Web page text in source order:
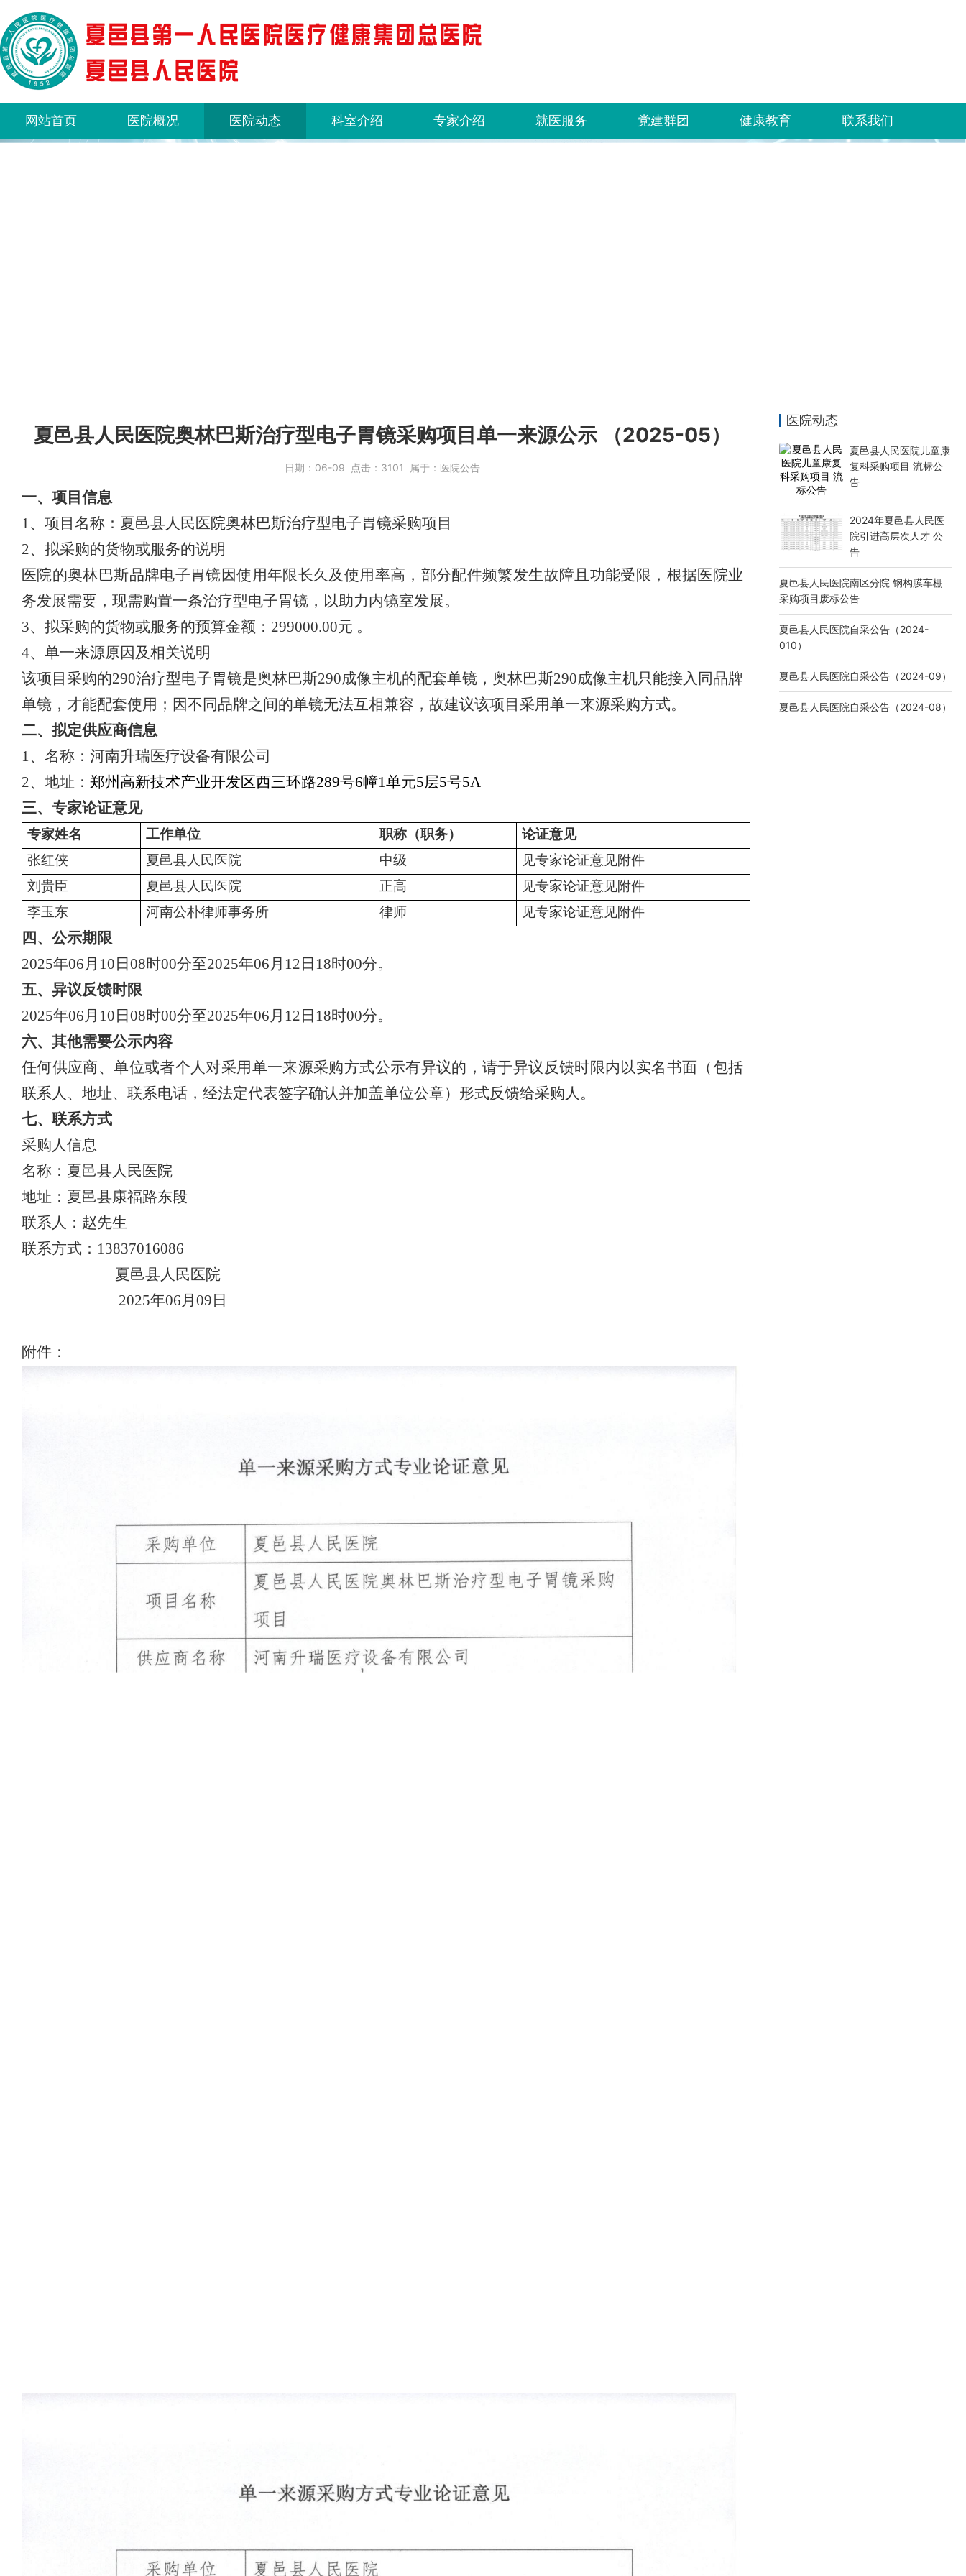
网站首页 医院概况 医院动态 科室介绍 专家介绍 就医服务 党建群团 健康教育 联系我们
医院动态
夏邑县人民医院儿童康
复科采购项目 流标公
告
2024年夏邑县人民医
院引进高层次人才 公
告
夏邑县人民医院南区分院 钢构膜车棚
采购项目废标公告
夏邑县人民医院自采公告（2024-
010）
夏邑县人民医院自采公告（2024-09）
夏邑县人民医院自采公告（2024-08）
夏邑县人民医院奥林巴斯治疗型电子胃镜采购项目单一来源公示 （2025-05）
日期： 06-09 点击： 3101 属于： 医院公告
一、 项目信息
1、 项目名称： 夏邑县人民医院奥林巴斯治疗型电子胃镜采购项目
2、 拟采购的货物或服务的说明
医院的奥林巴斯品牌电子胃镜因使用年限长久及使用率高，部分配件频繁发生故障 且功能受限 ，根据医院业
务发展需要， 现需购置一条治疗型电子胃镜 ， 以助力内镜室发展。
3、 拟采购的货物或服务的预算金额： 299000.00元 。
4、 单一来源原因及相关说明
该项目采购的290治疗型电子胃镜是奥林巴斯290成像主机的配套单镜，奥林巴斯290成像主机只能接入同品牌
单镜，才能配套使用；因不同品牌之间的单镜无法互相兼容，故建议该项目采用单一来源采购方式。
二、 拟定供应商信息
1、 名称： 河南升瑞医疗设备有限公司
2、 地址： 郑州高新技术产业开发区西三环路289号6幢1单元5层5号5A
三、 专家论证意见
专家姓名 工作单位 职称（职务）
论证意见
张红侠
夏邑县人民医院 中级
见专家论证意见附件
刘贵臣
夏邑县人民医院 正高
见专家论证意见附件
李玉东
河南公朴律师事务所 律师 见专家论证意见附件
四、 公示期限
2025年06月 10 日 08时00分至2025年06月 12 日 18时00分。
五、 异议反馈时限
2025年06月 10 日 08时00分至2025年06月 12 日 18时00分。
六、 其他需要公示内容
任何供应商、单位或者个人对采用单一来源采购方式公示有异议的，请于异议反馈时限内以实名书面（包括
联系人、地址、联系电话，经法定代表签字确认并加盖单位公章）形式反馈给采购人。
七、 联系方式
采购人信息
名称： 夏邑县人民医院
地址： 夏邑县康福路东段
联系人： 赵先生
联系方式： 13837016086
夏邑县人民医院
2025年06月09日
附件：